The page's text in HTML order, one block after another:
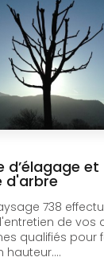
d’élagage et
d'arbre
738
de vos
qualifiés pour
hauteur....